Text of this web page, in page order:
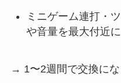
ミニゲーム連打・
や音量を最大付近
→ 1〜2週間で交換に